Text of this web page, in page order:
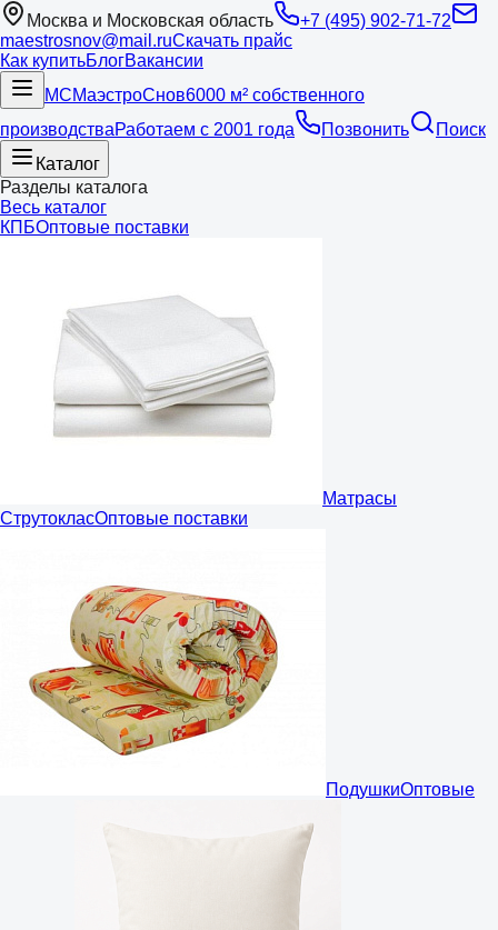
Москва и Московская область
+7 (495) 902-71-72
maestrosnov@mail.ruСкачать прайс
Как купитьБлогВакансии
МСМаэстроСнов6000 м² собственного
производстваРаботаем с 2001 года Позвонить
Поиск
Каталог
Разделы каталога
Весь каталог
КПБОптовые поставки
Матрасы
СтрутокласОптовые поставки
ПодушкиОптовые